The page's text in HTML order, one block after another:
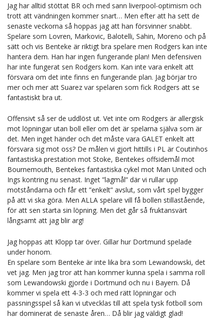
Jag har alltid stöttat BR och med sann liverpool-optimism och
trott att vändningen kommer snart… Men efter att ha sett de
senaste veckorna så hoppas jag att han försvinner snabbt.
Spelare som Lovren, Markovic, Balotelli, Sahin, Moreno och på
sätt och vis Benteke är riktigt bra spelare men Rodgers kan inte
hantera dem. Han har ingen fungerande plan! Men defensiven
har inte fungerat sen Rodgers kom. Kan inte vara enkelt att
försvara om det inte finns en fungerande plan. Jag börjar tro
mer och mer att Suarez var spelaren som fick Rodgers att se
fantastiskt bra ut.
Offensivt så ser de uddlöst ut. Vet inte om Rodgers är allergisk
mot löpningar utan boll eller om det är spelarna själva som är
det. Men inget händer och det måste vara GALET enkelt att
försvara sig mot oss? De målen vi gjort hittills i PL är Coutinhos
fantastiska prestation mot Stoke, Bentekes offsidemål mot
Bournemouth, Bentekes fantastiska cykel mot Man United och
Ings kontring nu senast. Inget ”lagmål” där vi rullar upp
motståndarna och får ett ”enkelt” avslut, som vårt spel bygger
på att vi ska göra. Men ALLA spelare vill få bollen stillastående,
för att sen starta sin löpning. Men det går så fruktansvärt
långsamt att jag blir arg!
Jag hoppas att Klopp tar över. Gillar hur Dortmund spelade
under honom.
En spelare som Benteke är inte lika bra som Lewandowski, det
vet jag. Men jag tror att han kommer kunna spela i samma roll
som Lewandowski gjorde i Dortmund och nu i Bayern. Då
kommer vi spela ett 4-3-3 och med rätt löpningar och
passningsspel så kan vi utvecklas till att spela tysk fotboll som
har dominerat de senaste åren… Då blir jag väldigt glad!